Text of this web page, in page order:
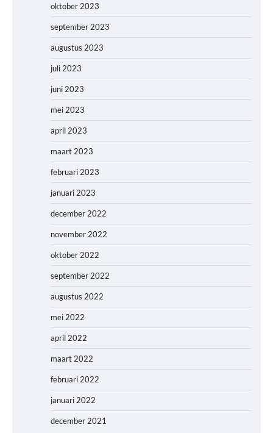
oktober 2023
september 2023
augustus 2023
juli 2023
juni 2023
mei 2023
april 2023
maart 2023
februari 2023
januari 2023
december 2022
november 2022
oktober 2022
september 2022
augustus 2022
mei 2022
april 2022
maart 2022
februari 2022
januari 2022
december 2021